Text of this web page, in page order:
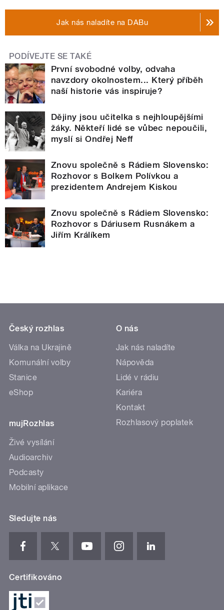
Jak nás naladíte na DABu
PODÍVEJTE SE TAKÉ
První svobodné volby, odvaha
navzdory okolnostem... Který příběh
naší historie vás inspiruje?
Dějiny jsou učitelka s nejhloupějšími
žáky. Někteří lidé se vůbec nepoučili,
myslí si Ondřej Neff
Znovu společně s Rádiem Slovensko:
Rozhovor s Bolkem Polívkou a
prezidentem Andrejem Kiskou
Znovu společně s Rádiem Slovensko:
Rozhovor s Dáriusem Rusnákem a
Jiřím Králíkem
Český rozhlas
Válka na Ukrajině
Komunální volby
Stanice
eShop
mujRozhlas
Živé vysílání
Audioarchiv
Podcasty
Mobilní aplikace
O nás
Jak nás naladíte
Nápověda
Lidé v rádiu
Kariéra
Kontakt
Rozhlasový poplatek
Sledujte nás
Certifikováno